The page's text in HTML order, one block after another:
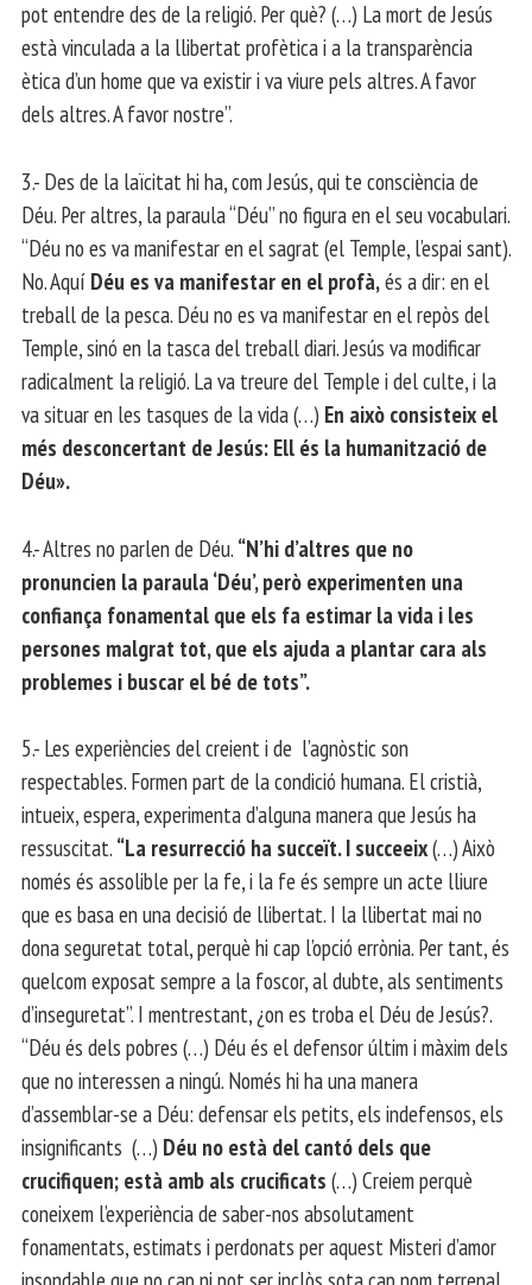
pot entendre des de la religió. Per què? (…) La mort de Jesús
està vinculada a la llibertat profètica i a la transparència
ètica d’un home que va existir i va viure pels altres. A favor
dels altres. A favor nostre”.
3.- Des de la laïcitat hi ha, com Jesús, qui te consciència de
Déu. Per altres, la paraula “Déu” no figura en el seu vocabulari.
“Déu no es va manifestar en el sagrat (el Temple, l’espai sant).
No. Aquí Déu es va manifestar en el profà,és a dir: en el
treball de la pesca. Déu no es va manifestar en el repòs del
Temple, sinó en la tasca del treball diari. Jesús va modificar
radicalment la religió. La va treure del Temple i del culte, i la
va situar en les tasques de la vida (…) En això consisteix el
més desconcertant de Jesús: Ell és la humanització de
Déu».
4.- Altres no parlen de Déu. “N’hi d’altres que no
pronuncien la paraula ‘Déu’, però experimenten una
confiança fonamental que els fa estimar la vida i les
persones malgrat tot, que els ajuda a plantar cara als
problemes i buscar el bé de tots”.
5.- Les experiències del creient i de l’agnòstic son
respectables. Formen part de la condició humana. El cristià,
intueix, espera, experimenta d’alguna manera que Jesús ha
ressuscitat. “La resurrecció ha succeït. I succeeix(…) Això
només és assolible per la fe, i la fe és sempre un acte lliure
que es basa en una decisió de llibertat. I la llibertat mai no
dona seguretat total, perquè hi cap l’opció errònia. Per tant, és
quelcom exposat sempre a la foscor, al dubte, als sentiments
d’inseguretat”. I mentrestant, ¿on es troba el Déu de Jesús?.
“Déu és dels pobres (…) Déu és el defensor últim i màxim dels
que no interessen a ningú. Només hi ha una manera
d’assemblar-se a Déu: defensar els petits, els indefensos, els
insignificants (…) Déu no està del cantó dels que
crucifiquen; està amb als crucificats (…) Creiem perquè
coneixem l’experiència de saber-nos absolutament
fonamentats, estimats i perdonats per aquest Misteri d’amor